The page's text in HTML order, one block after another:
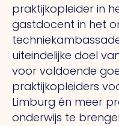
praktijkopleider in
gastdocent in het
uiteindelijke doel
voor voldoende
praktijkopleiders
Limburg én meer
onderwijs te